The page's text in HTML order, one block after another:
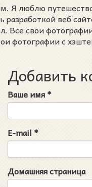
Я люблю
веб
Все свои
фотографии с
Добавить
Ваше имя*
E-mail *
Домашняя страница